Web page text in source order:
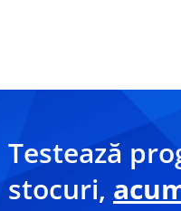
Testează
stocuri,